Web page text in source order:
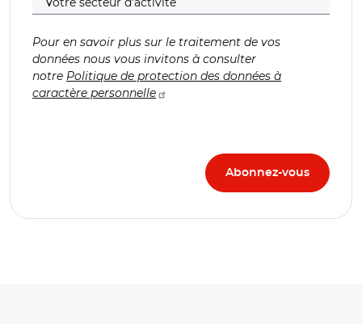
Pour en savoir plus sur le traitement de vos
données nous vous invitons à consulter
notre Politique de protection des données à
caractère personnelle